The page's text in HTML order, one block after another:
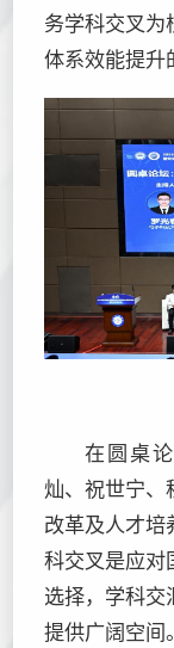
务学科交叉为
体系效能提升
在圆桌
灿、祝世宁、
改革及人才培
科交叉是应对
选择，学科交
提供广阔空间